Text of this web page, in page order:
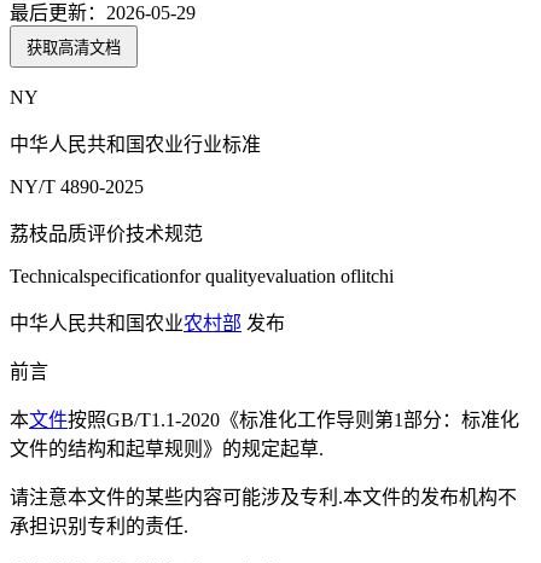
最后更新： 2026-05-29
获取高清文档
NY
中华人民共和国农业行业标准
NY/T 4890-2025
荔枝品质评价技术规范
Technicalspecificationfor qualityevaluation oflitchi
中华人民共和国农业农村部 发布
前言
本文件按照GB/T1.1-2020《标准化工作导则第1部分：标准化
文件的结构和起草规则》的规定起草.
请注意本文件的某些内容可能涉及专利.本文件的发布机构不
承担识别专利的责任.